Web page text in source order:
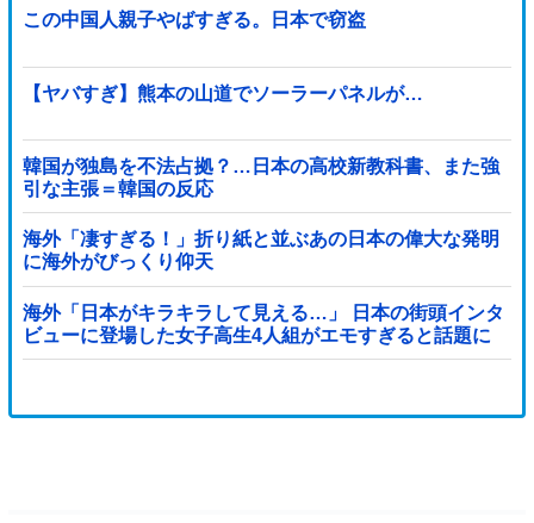
この中国人親子やばすぎる。日本で窃盗
【ヤバすぎ】熊本の山道でソーラーパネルが…
韓国が独島を不法占拠？…日本の高校新教科書、また強
引な主張＝韓国の反応
海外「凄すぎる！」折り紙と並ぶあの日本の偉大な発明
に海外がびっくり仰天
海外「日本がキラキラして見える…」 日本の街頭インタ
ビューに登場した女子高生4人組がエモすぎると話題に